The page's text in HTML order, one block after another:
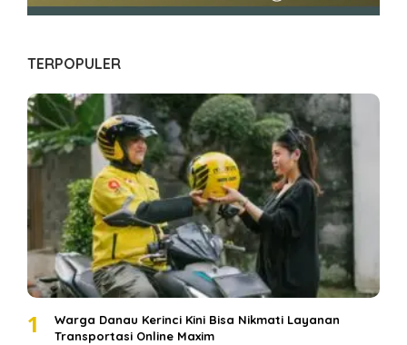
TERPOPULER
1
Warga Danau Kerinci Kini Bisa Nikmati Layanan
Transportasi Online Maxim